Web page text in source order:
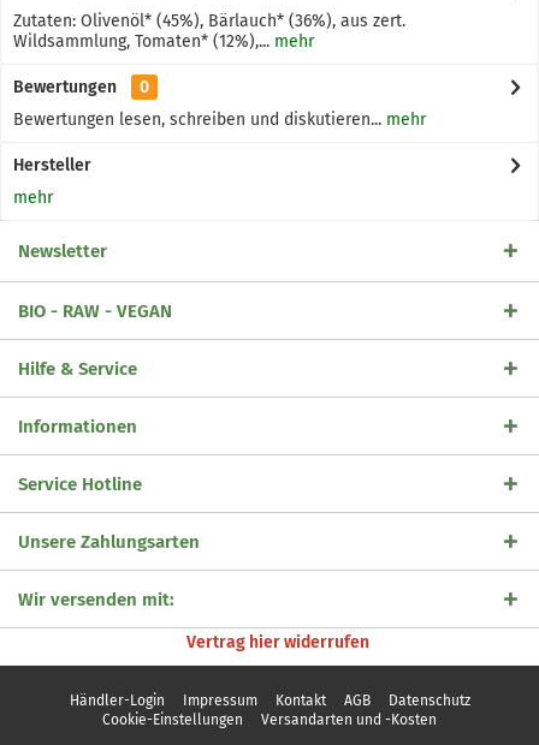
Zutaten: Olivenöl* (45%), Bärlauch* (36%), aus zert.
Wildsammlung, Tomaten* (12%),... mehr
Bewertungen
0
Bewertungen lesen, schreiben und diskutieren... mehr
Hersteller
mehr
Newsletter
BIO - RAW - VEGAN
Hilfe & Service
Informationen
Service Hotline
Unsere Zahlungsarten
Wir versenden mit:
Vertrag hier widerrufen
Händler-Login Impressum Kontakt AGB
Datenschutz
Cookie-Einstellungen
Versandarten und -Kosten